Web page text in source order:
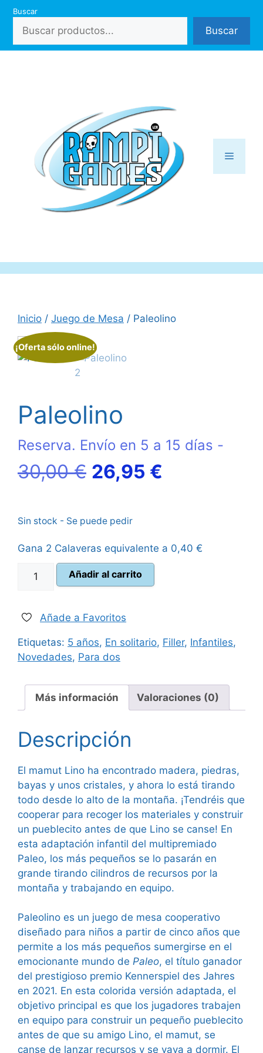
Saltar
contenido
Buscar
Buscar
Menú
Inicio / Juego de Mesa / Paleolino
¡Oferta sólo online!
Paleolino
Reserva. Envío en 5 a 15 días -
30,00€ El
original
era:
30,00 €.
26,95 €
es:
Sin stock - Se puede pedir
Gana 2 Calaveras equivalente a 0,40 €
Paleolino
cantidad
Añadir al carrito
Añade a Favoritos
Etiquetas: 5 años, En solitario, Filler, Infantiles,
Novedades, Para dos
Más información Valoraciones (0)
Descripción
El mamut Lino ha encontrado madera, piedras,
bayas y unos cristales, y ahora lo está tirando
todo desde lo alto de la montaña. ¡Tendréis que
cooperar para recoger los materiales y construir
un pueblecito antes de que Lino se canse! En
esta adaptación infantil del multipremiado
Paleo, los más pequeños se lo pasarán en
grande tirando cilindros de recursos por la
montaña y trabajando en equipo.
Paleolino es un juego de mesa cooperativo
diseñado para niños a partir de cinco años que
permite a los más pequeños sumergirse en el
emocionante mundo de Paleo, el título ganador
del prestigioso premio Kennerspiel des Jahres
en 2021. En esta colorida versión adaptada, el
objetivo principal es que los jugadores trabajen
en equipo para construir un pequeño pueblecito
antes de que su amigo Lino, el mamut, se
canse de lanzar recursos y se vaya a dormir. El